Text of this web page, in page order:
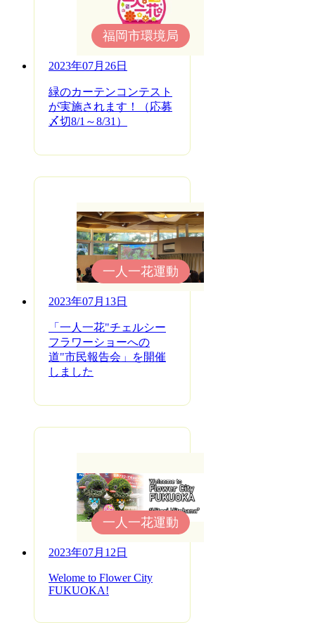
2023年07月26日
緑のカーテンコンテスト
が実施されます！（応募
〆切8/1～8/31）
福岡市環境局
2023年07月13日
「一人一花"チェルシー
フラワーショーへの
道"市民報告会」を開催
しました
一人一花運動
2023年07月12日
Welome to Flower City
FUKUOKA!
一人一花運動